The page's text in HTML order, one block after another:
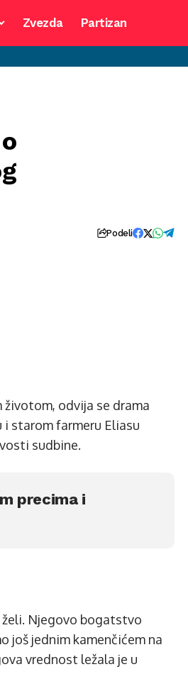
Zvezda Partizan
Podeli
odvija se drama
starom farmeru Eliasu
sudbine.
precima i
želi. Njegovo bogatstvo
još jednim kamenčićem na
vrednost ležala je u